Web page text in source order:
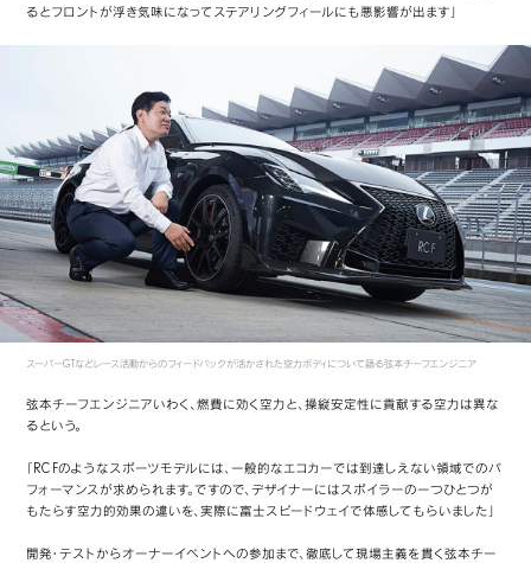
るとフロントが浮き気味になってステアリングフィールにも悪影響が出ます」
スーパーGTなどレース活動からのフィードバックが活かされた空力ボディについて語る弦本チーフエンジニア
弦本チーフエンジニアいわく、燃費に効く空力と、操縦安定性に貢献する空力は異な
るという。
「RC Fのようなスポーツモデルには、一般的なエコカーでは到達しえない領域でのパ
フォーマンスが求められます。ですので、デザイナーにはスポイラーの一つひとつが
もたらす空力的効果の違いを、実際に富士スピードウェイで体感してもらいました」
開発・テストからオーナーイベントへの参加まで、徹底して現場主義を貫く弦本チー